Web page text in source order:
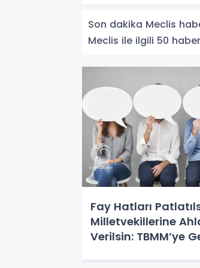
Son dakika Meclis
Meclis ile ilgili 50
Fay Hatları
Milletvekillerine
Verilsin: TBMM’ye